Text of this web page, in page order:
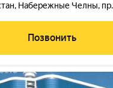
Набережные Челны,
Позвонить